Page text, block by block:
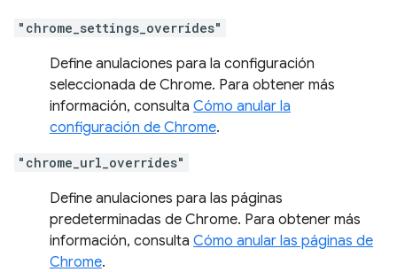
"chrome_settings_overrides"
Define anulaciones para la configuración
seleccionada de Chrome. Para obtener más
información, consulta Cómo anular la
configuración de Chrome.
"chrome_url_overrides"
Define anulaciones para las páginas
predeterminadas de Chrome. Para obtener más
información, consulta Cómo anular las páginas de
Chrome.